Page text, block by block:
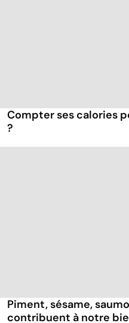
Compter ses calories
?
Piment, sésame,
contribuent à notre